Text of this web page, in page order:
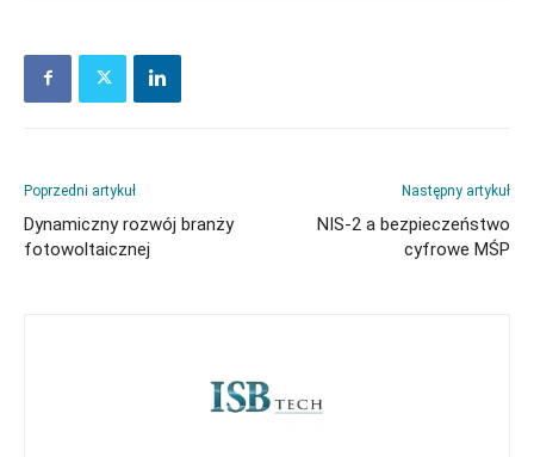
Poprzedni artykuł
Dynamiczny rozwój branży
fotowoltaicznej
Następny artykuł
NIS-2 a bezpieczeństwo
cyfrowe MŚP